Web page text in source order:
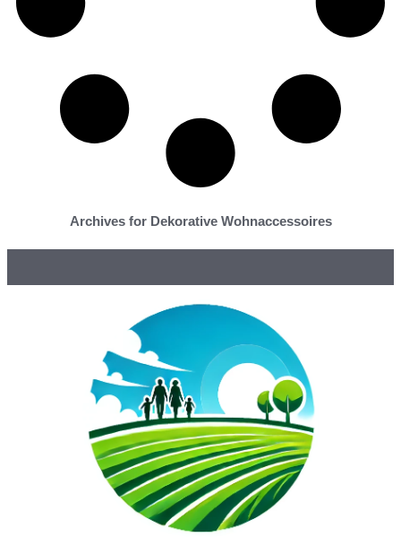
Archives for Dekorative Wohnaccessoires